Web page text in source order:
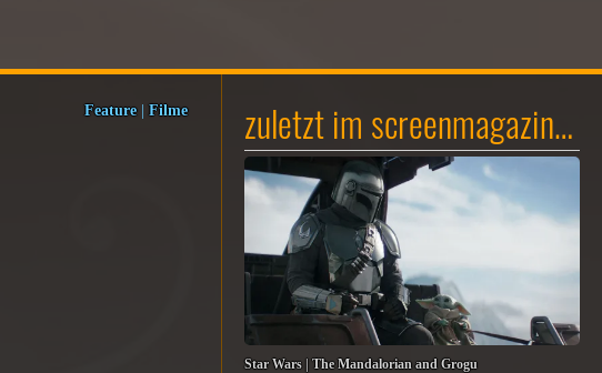
Feature| Filme zuletzt im screenmagazin…
Star Wars | The Mandalorian and Grogu